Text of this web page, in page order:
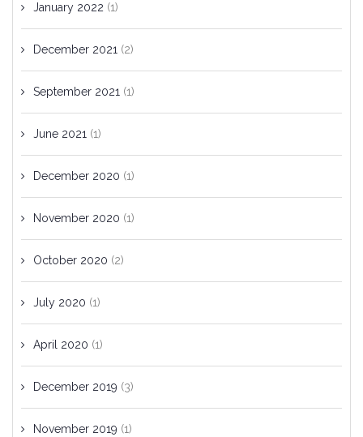
January 2022 (1)
December 2021 (2)
September 2021 (1)
June 2021 (1)
December 2020 (1)
November 2020 (1)
October 2020 (2)
July 2020 (1)
April 2020 (1)
December 2019 (3)
November 2019 (1)